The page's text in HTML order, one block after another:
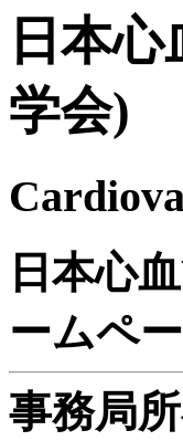
日本
学会)
日本心
ームペ
事務局